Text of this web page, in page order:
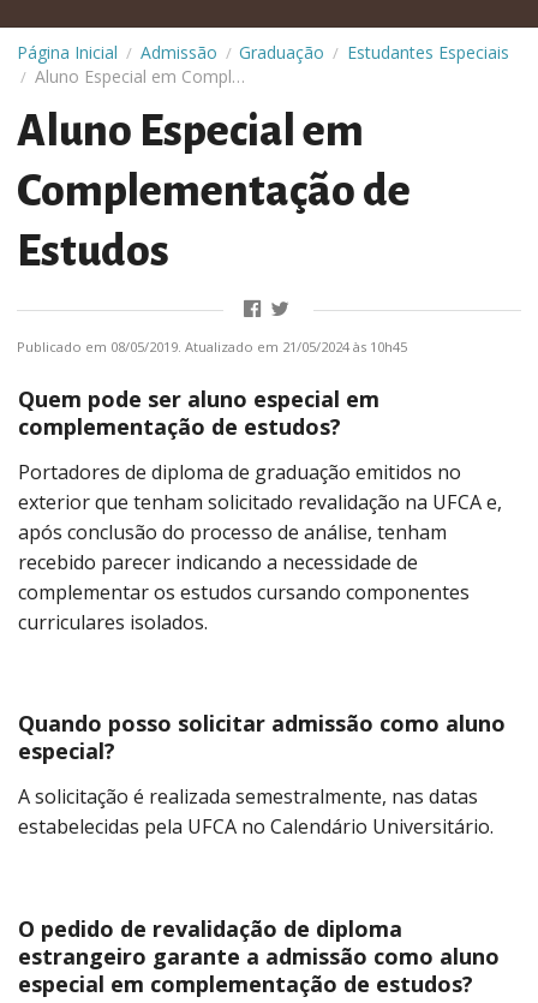
Página Inicial / Admissão / Graduação / Estudantes Especiais
/ Aluno Especial em Complementação de Estudos
Aluno Especial em
Complementação de
Estudos
Publicado em 08/05/2019. Atualizado em 21/05/2024 às 10h45
Quem pode ser aluno especial em
complementação de estudos?
Portadores de diploma de graduação emitidos no
exterior que tenham solicitado revalidação na UFCA e,
após conclusão do processo de análise, tenham
recebido parecer indicando a necessidade de
complementar os estudos cursando componentes
curriculares isolados.
Quando posso solicitar admissão como aluno
especial?
A solicitação é realizada semestralmente, nas datas
estabelecidas pela UFCA no Calendário Universitário.
O pedido de revalidação de diploma
estrangeiro garante a admissão como aluno
especial em complementação de estudos?